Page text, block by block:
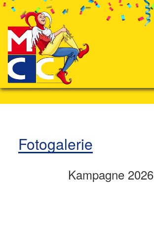
Fotogalerie
Kampagne 2026